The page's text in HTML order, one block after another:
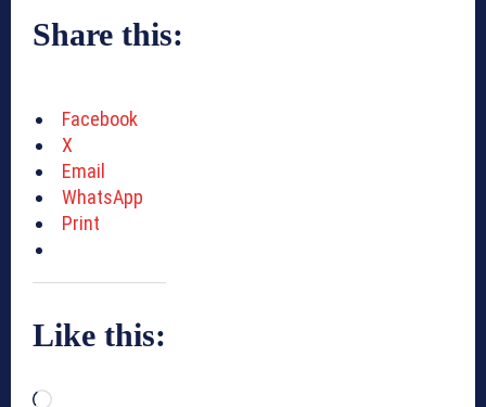
Share this:
Facebook
X
Email
WhatsApp
Print
Like this:
L